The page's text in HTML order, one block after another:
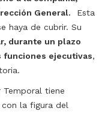
General. Esta
haya de cubrir. Su
durante un plazo
ejecutivas,
tiene
la figura del